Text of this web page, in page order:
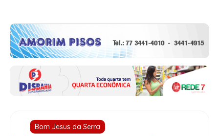
Bom Jesus da Serra